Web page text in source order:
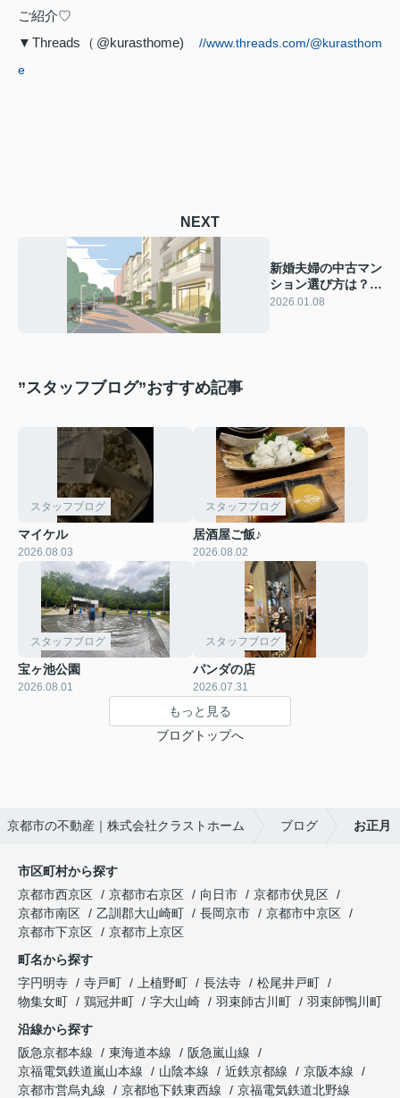
ご紹介♡
▼Threads（@kurasthome) //www.threads.com/@kurasthom
e
NEXT
新婚夫婦の中古マン
ション選び方は？購
入時の注意点やポイ
2026.01.08
”スタッフブログ”おすすめ記事
スタッフブログ
マイケル
2026.08.03
スタッフブログ
居酒屋ご飯♪
2026.08.02
スタッフブログ
宝ヶ池公園
2026.08.01
スタッフブログ
パンダの店
2026.07.31
もっと見る
ブログトップへ
京都市の不動産｜株式会社クラストホーム ブログ お正月
市区町村から探す
京都市西京区
京都市右京区 向日市
京都市伏見区
京都市南区
乙訓郡大山崎町 長岡京市
京都市中京区
京都市下京区
京都市上京区
町名から探す
字円明寺
寺戸町 上植野町 長法寺
松尾井戸町
物集女町
鶏冠井町 字大山崎 羽束師古川町
羽束師鴨川町
沿線から探す
阪急京都本線
東海道本線
阪急嵐山線
京福電気鉄道嵐山本線
山陰本線 近鉄京都線
京阪本線
京都市営烏丸線
京都地下鉄東西線
京福電気鉄道北野線